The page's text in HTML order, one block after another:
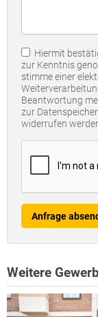
Hiermit
zur Kenntnis
stimme einer
Beantwortung
zur
widerrufen
Anfrage
Weitere